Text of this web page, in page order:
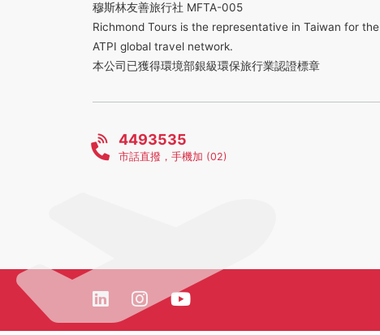
穆斯林友善旅行社 MFTA-005
Richmond Tours is the representative in Taiwan for the
ATPI global travel network.
本公司已獲得環境部銀級環保旅行業認證標章
4493535
市話直撥，手機加 (02)